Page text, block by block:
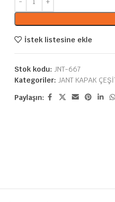
İstek listesine ekle
Stok kodu: JNT-667
Kategoriler: JANT KAPAK
Paylaşın: